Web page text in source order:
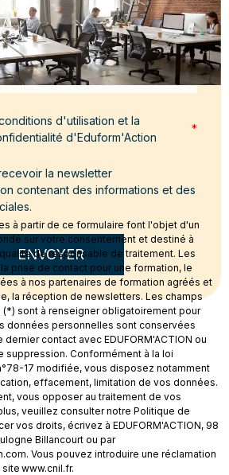
d'utilisation et la
d'Eduform'Action
*
la newsletter
contenant des informations et des
ENVOYER
à partir de ce formulaire font l'objet d'un
sur votre consentement et destiné à
qualité de responsable de traitement. Les
prise de contact pour une formation, le
à nos partenaires de formation agréés et
la réception de newsletters. Les champs
sont à renseigner obligatoirement pour
données personnelles sont conservées
contact avec EDUFORM'ACTION ou
suppression. Conformément à la loi
17 modifiée, vous disposez notamment
effacement, limitation de vos données.
vous opposer au traitement de vos
veuillez consulter notre Politique de
vos droits, écrivez à EDUFORM'ACTION, 98
Billancourt ou par
Vous pouvez introduire une réclamation
www.cnil.fr.